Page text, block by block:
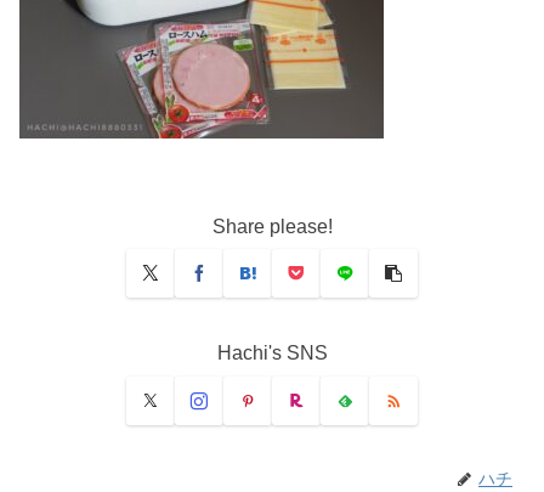
Share please!
Hachi's SNS
ハチ